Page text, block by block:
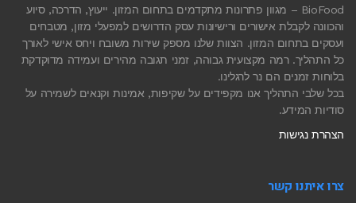
BioFood – מגוון פתרונות מתקדמים בתחום המזון. ייעוץ, הדרכה, סיוע
והכוונה לקבלת אישורים ורישיונות עסק הדרושים למפעלי מזון, מטבחים
ועסקים בתחום המזון. הצוות שלנו מספק שירות משובח ויחס אישי לאורך
כל התהליך. רמה מקצועית גבוהה, זמני תגובה מהירים ועמידה מדוקדקת
בלוחות זמנים הם נר לרגלינו.
בכל שלבי התהליך אנו מקפידים על שקיפות, אמינות וקנאים לשמירה על
סודיות המידע.
הצהרת נגישות
צרו איתנו קשר